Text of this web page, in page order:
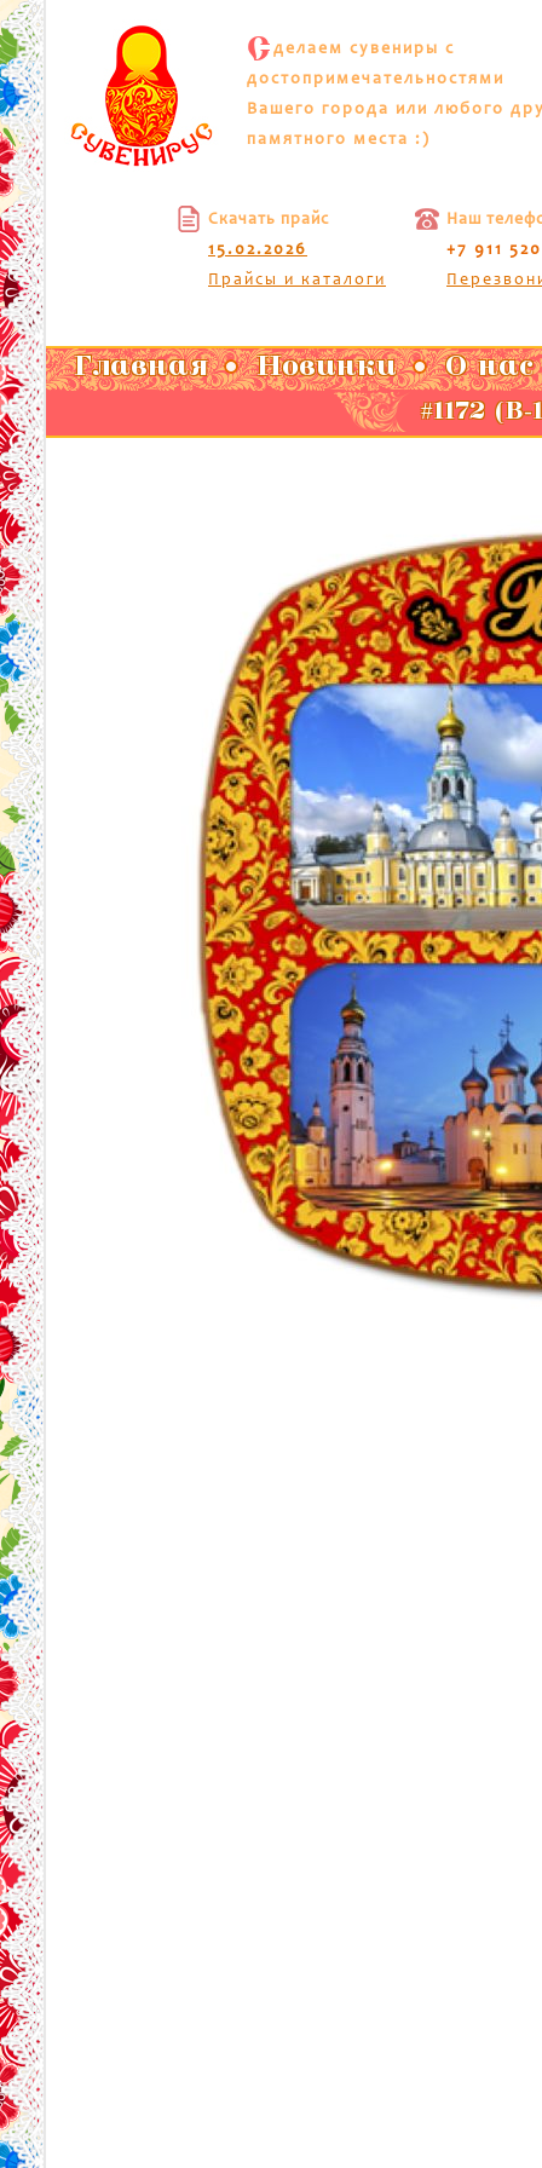
С делаем сувениры с
достопримечательностями
Вашего города или любого
памятного места :)
Скачать прайс
15.02.2026
Прайсы и каталоги
Наш
+7 911
Главная Новинки О нас
#1172 (В-